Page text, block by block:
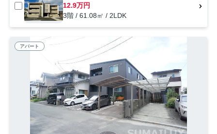
12.9万円
3階 / 61.08㎡ / 2LDK
アパート